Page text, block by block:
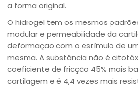
a forma original.
O hidrogel tem os mesmos
modular e permeabilidade da
deformação com o estímulo de
mesma. A substância não é
coeficiente de fricção 45% mais
cartilagem e é 4,4 vezes mais